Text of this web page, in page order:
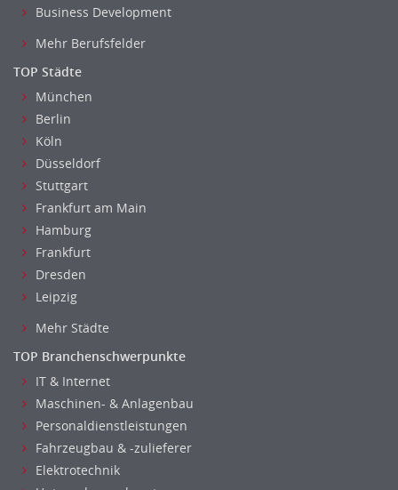
Bildung & Soziales Leitung, Teamleitung
Sozialarbeit
Fotografie, Video
Grafik- und Kommunikationsdesign
Medien-, Screen-, Webdesign
Modedesign, Schmuckdesign
Produktdesign, Industriedesign
Theater, Schauspiel, Musik, Tanz
Beschaffungslogistik
Disposition
Entsorgungslogistik
Fuhrparkmanagement
Lagerlogistik
Einkauf, Materialwirtschaft & Logistik Leitung, Teamleitung
Business Development
Mehr Berufsfelder
TOP Städte
München
Berlin
Köln
Düsseldorf
Stuttgart
Frankfurt am Main
Hamburg
Frankfurt
Dresden
Leipzig
Mehr Städte
TOP Branchenschwerpunkte
IT & Internet
Maschinen- & Anlagenbau
Personaldienstleistungen
Fahrzeugbau & -zulieferer
Elektrotechnik